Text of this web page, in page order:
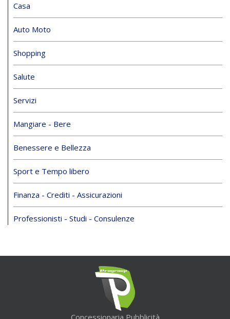
Casa
Auto Moto
Shopping
Salute
Servizi
Mangiare - Bere
Benessere e Bellezza
Sport e Tempo libero
Finanza - Crediti - Assicurazioni
Professionisti - Studi - Consulenze
Concessionaria Pubblicità